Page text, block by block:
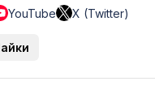
YouTube X (Twitter)